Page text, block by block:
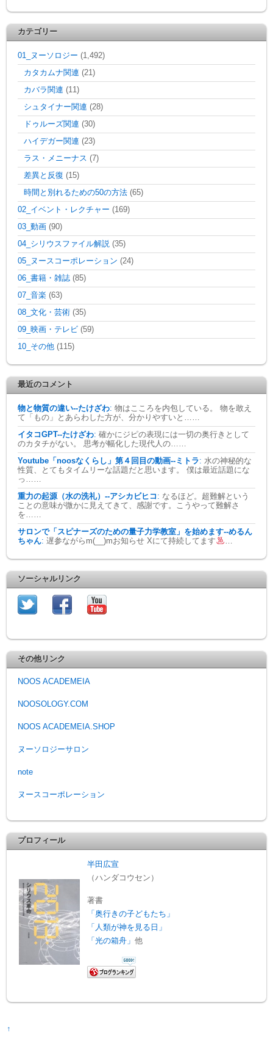
カテゴリー
01_ヌーソロジー (1,492)
カタカムナ関連 (21)
カバラ関連 (11)
シュタイナー関連 (28)
ドゥルーズ関連 (30)
ハイデガー関連 (23)
ラス・メニーナス (7)
差異と反復 (15)
時間と別れるための50の方法 (65)
02_イベント・レクチャー (169)
03_動画 (90)
04_シリウスファイル解説 (35)
05_ヌースコーポレーション (24)
06_書籍・雑誌 (85)
07_音楽 (63)
08_文化・芸術 (35)
09_映画・テレビ (59)
10_その他 (115)
最近のコメント
物と物質の違い--たけざわ: 物はこころを内包している。 物を敢え
て「もの」とあらわした方が、分かりやすいと……
イタコGPT--たけざわ: 確かにジピの表現には一切の奥行きとして
のカタチがない。 思考が幅化した現代人の……
Youtube「noosなくらし」第４回目の動画--ミトラ: 水の神秘的な
性質、とてもタイムリーな話題だと思います。 僕は最近話題にな
っ……
重力の起源（水の洗礼）--アシカビヒコ : なるほど。超難解という
ことの意味が微かに見えてきて、感謝です。こうやって難解さ
を……
サロンで「スピナーズのための量子力学教室」を始めます--めるん
ちゃん: 遅参ながらm(__)mお知らせ Xにて持続してます …
ソーシャルリンク
その他リンク
NOOS ACADEMEIA
NOOSOLOGY.COM
NOOS ACADEMEIA.SHOP
ヌーソロジーサロン
note
ヌースコーポレーション
プロフィール
半田広宣
（ハンダコウセン）
著書
「奥行きの子どもたち」
「人類が神を見る日」
「光の箱舟」他
↑